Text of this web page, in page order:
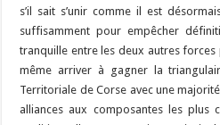
s’il sait s’unir comme il est
suffisamment pour empêcher
tranquille entre les deux autres
même arriver à gagner la
Territoriale de Corse avec une
alliances aux composantes les plus